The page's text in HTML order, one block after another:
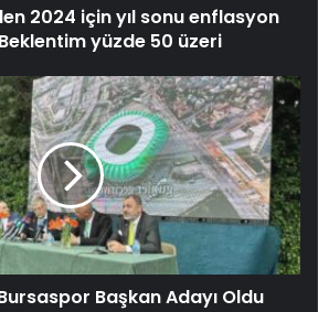
2024 için yıl sonu enflasyon
yüzde 50 üzeri
Bursaspor Başkan Adayı Oldu